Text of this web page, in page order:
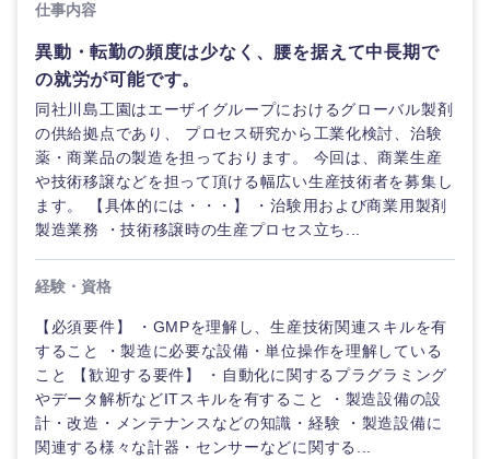
仕事内容
異動・転勤の頻度は少なく、腰を据えて中長期で
の就労が可能です。
同社川島工園はエーザイグループにおけるグローバル製剤
の供給拠点であり、 プロセス研究から工業化検討、治験
薬・商業品の製造を担っております。 今回は、商業生産
や技術移譲などを担って頂ける幅広い生産技術者を募集し
ます。 【具体的には・・・】 ・治験用および商業用製剤
製造業務 ・技術移譲時の生産プロセス立ち...
経験・資格
【必須要件】 ・GMPを理解し、生産技術関連スキルを有
すること ・製造に必要な設備・単位操作を理解している
こと 【歓迎する要件】 ・自動化に関するプラグラミング
やデータ解析などITスキルを有すること ・製造設備の設
計・改造・メンテナンスなどの知識・経験 ・製造設備に
関連する様々な計器・センサーなどに関する...